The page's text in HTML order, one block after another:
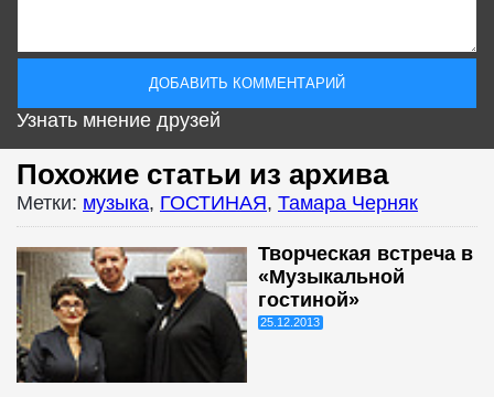
Узнать мнение друзей
Похожие статьи из архива
Метки: музыка, ГОСТИНАЯ, Тамара Черняк
Творческая встреча в
«Музыкальной
гостиной»
25.12.2013